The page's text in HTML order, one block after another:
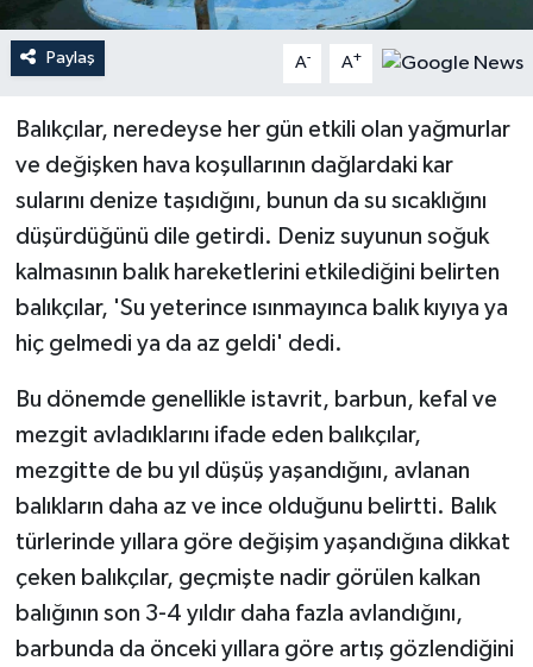
Paylaş A- A+
Balıkçılar, neredeyse her gün etkili olan yağmurlar
ve değişken hava koşullarının dağlardaki kar
sularını denize taşıdığını, bunun da su sıcaklığını
düşürdüğünü dile getirdi. Deniz suyunun soğuk
kalmasının balık hareketlerini etkilediğini belirten
balıkçılar, 'Su yeterince ısınmayınca balık kıyıya ya
hiç gelmedi ya da az geldi' dedi.
Bu dönemde genellikle istavrit, barbun, kefal ve
mezgit avladıklarını ifade eden balıkçılar,
mezgitte de bu yıl düşüş yaşandığını, avlanan
balıkların daha az ve ince olduğunu belirtti. Balık
türlerinde yıllara göre değişim yaşandığına dikkat
çeken balıkçılar, geçmişte nadir görülen kalkan
balığının son 3-4 yıldır daha fazla avlandığını,
barbunda da önceki yıllara göre artış gözlendiğini